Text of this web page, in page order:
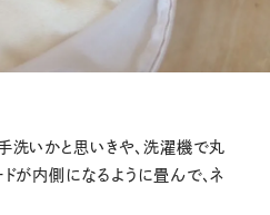
いかと思いきや、洗濯機で丸
が内側になるように畳んで、ネ